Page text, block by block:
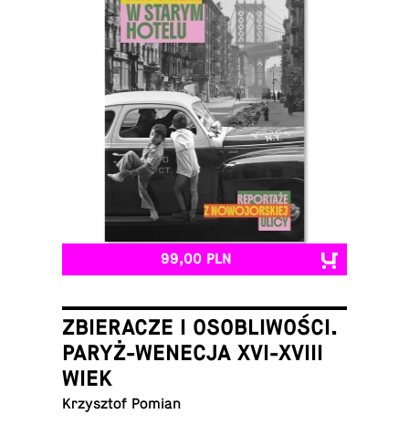
99,00 PLN
ZBIERACZE I OSOBLIWOŚCI.
PARYŻ-WENECJA XVI-XVIII
WIEK
Krzysz­tof Pomian